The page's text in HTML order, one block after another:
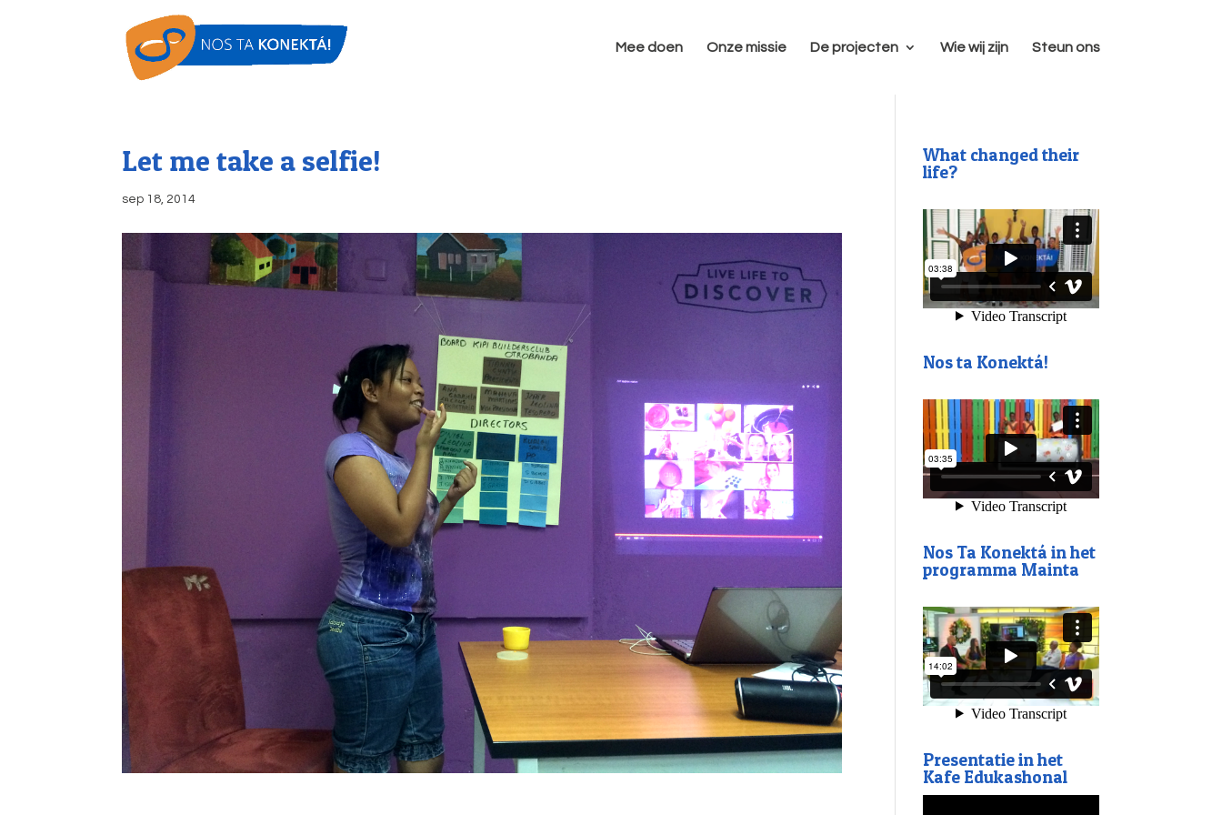
Mee doen Onze missie De projecten Wie wij zijn Steun ons
Let me take a selfie!
sep 18, 2014
What changed their
life?
Nos ta Konektá!
Nos Ta Konektá in het
programma Mainta
Presentatie in het
Kafe Edukashonal